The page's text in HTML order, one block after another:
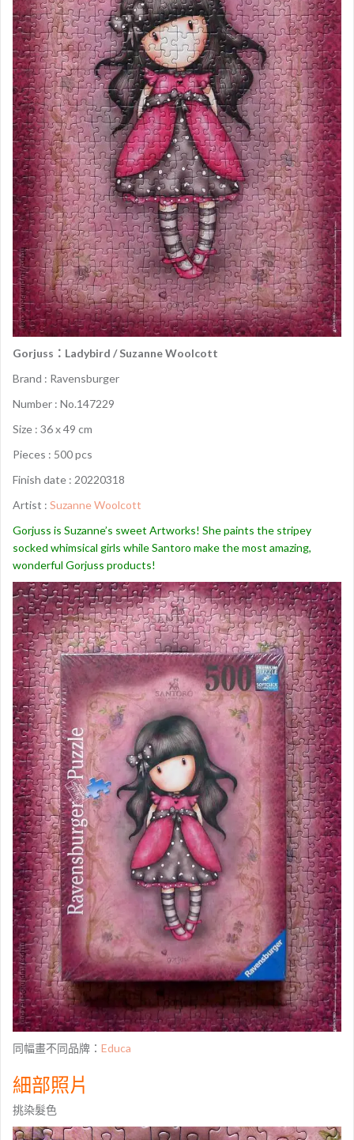
Gorjuss：Ladybird / Suzanne Woolcott
Brand : Ravensburger
Number : No.147229
Size : 36 x 49 cm
Pieces : 500pcs
Finish date : 20220318
Artist : Suzanne Woolcott
Gorjuss is Suzanne’s sweet Artworks! She paints the stripey
socked whimsical girls whileSantoro make the most amazing,
wonderful Gorjuss products!
同幅畫不同品牌： Educa
細部照片
挑染髮色